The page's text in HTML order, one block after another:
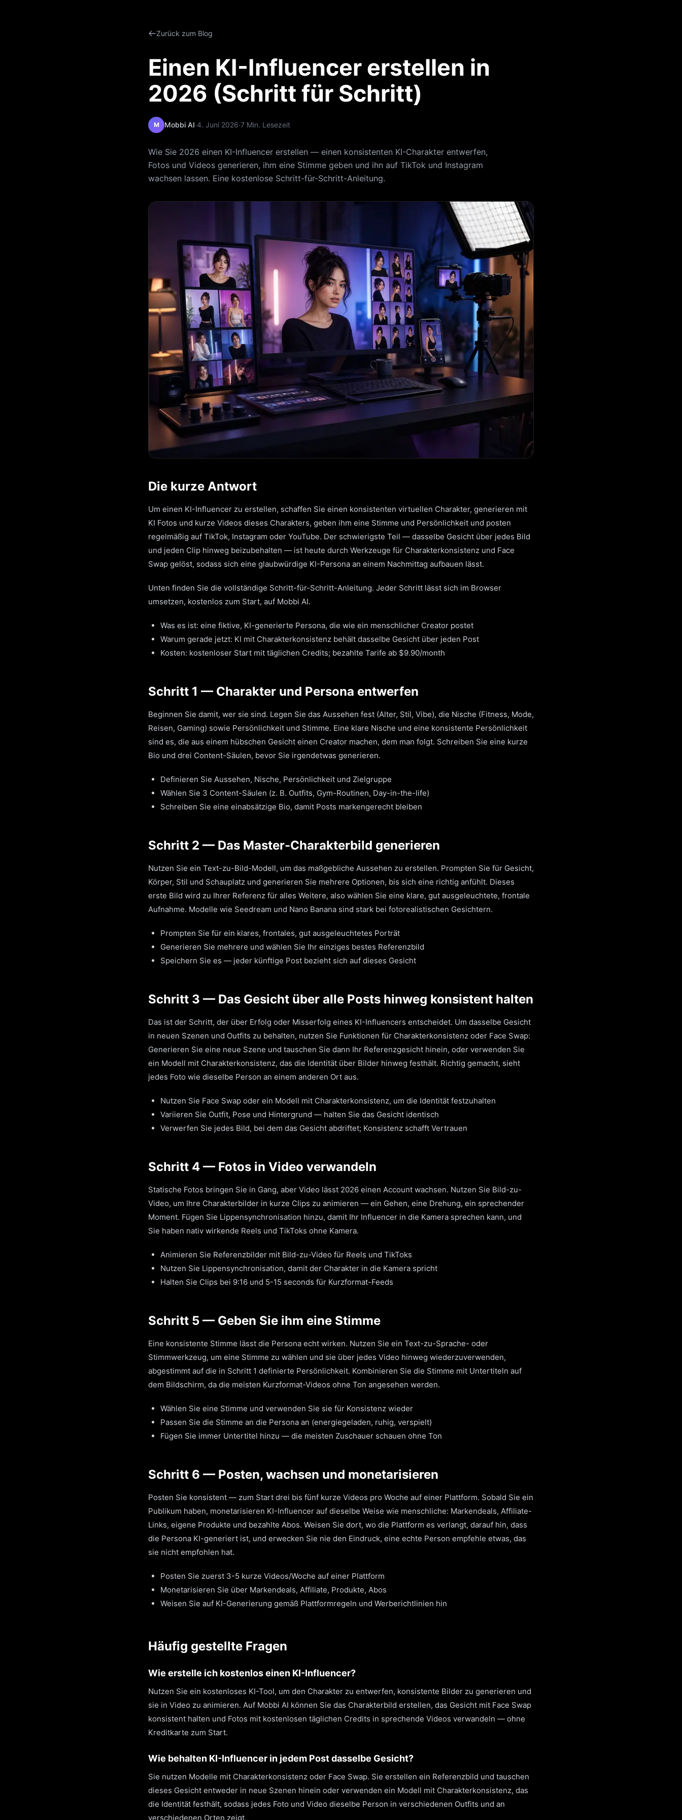
Zurück zum Blog
Einen KI-Influencer erstellen in
2026 (Schritt für Schritt)
M Mobbi AI·4. Juni 2026·7 Min. Lesezeit
Wie Sie 2026 einen KI-Influencer erstellen — einen konsistenten KI-Charakter entwerfen,
Fotos und Videos generieren, ihm eine Stimme geben und ihn auf TikTok und Instagram
wachsen lassen. Eine kostenlose Schritt-für-Schritt-Anleitung.
Die kurze Antwort
Um einen KI-Influencer zu erstellen, schaffen Sie einen konsistenten virtuellen Charakter, generieren mit
KI Fotos und kurze Videos dieses Charakters, geben ihm eine Stimme und Persönlichkeit und posten
regelmäßig auf TikTok, Instagram oder YouTube. Der schwierigste Teil — dasselbe Gesicht über jedes Bild
und jeden Clip hinweg beizubehalten — ist heute durch Werkzeuge für Charakterkonsistenz und Face
Swap gelöst, sodass sich eine glaubwürdige KI-Persona an einem Nachmittag aufbauen lässt.
Unten finden Sie die vollständige Schritt-für-Schritt-Anleitung. Jeder Schritt lässt sich im Browser
umsetzen, kostenlos zum Start, auf Mobbi AI.
Was es ist: eine fiktive, KI-generierte Persona, die wie ein menschlicher Creator postet
Warum gerade jetzt: KI mit Charakterkonsistenz behält dasselbe Gesicht über jeden Post
Kosten: kostenloser Start mit täglichen Credits; bezahlte Tarife ab $9.90/month
Schritt 1 — Charakter und Persona entwerfen
Beginnen Sie damit, wer sie sind. Legen Sie das Aussehen fest (Alter, Stil, Vibe), die Nische (Fitness, Mode,
Reisen, Gaming) sowie Persönlichkeit und Stimme. Eine klare Nische und eine konsistente Persönlichkeit
sind es, die aus einem hübschen Gesicht einen Creator machen, dem man folgt. Schreiben Sie eine kurze
Bio und drei Content-Säulen, bevor Sie irgendetwas generieren.
Definieren Sie Aussehen, Nische, Persönlichkeit und Zielgruppe
Wählen Sie 3 Content-Säulen (z. B. Outfits, Gym-Routinen, Day-in-the-life)
Schreiben Sie eine einabsätzige Bio, damit Posts markengerecht bleiben
Schritt 2 — Das Master-Charakterbild generieren
Nutzen Sie ein Text-zu-Bild-Modell, um das maßgebliche Aussehen zu erstellen. Prompten Sie für Gesicht,
Körper, Stil und Schauplatz und generieren Sie mehrere Optionen, bis sich eine richtig anfühlt. Dieses
erste Bild wird zu Ihrer Referenz für alles Weitere, also wählen Sie eine klare, gut ausgeleuchtete, frontale
Aufnahme. Modelle wie Seedream und Nano Banana sind stark bei fotorealistischen Gesichtern.
Prompten Sie für ein klares, frontales, gut ausgeleuchtetes Porträt
Generieren Sie mehrere und wählen Sie Ihr einziges bestes Referenzbild
Speichern Sie es — jeder künftige Post bezieht sich auf dieses Gesicht
Schritt 3 — Das Gesicht über alle Posts hinweg konsistent halten
Das ist der Schritt, der über Erfolg oder Misserfolg eines KI-Influencers entscheidet. Um dasselbe Gesicht
in neuen Szenen und Outfits zu behalten, nutzen Sie Funktionen für Charakterkonsistenz oder Face Swap:
Generieren Sie eine neue Szene und tauschen Sie dann Ihr Referenzgesicht hinein, oder verwenden Sie
ein Modell mit Charakterkonsistenz, das die Identität über Bilder hinweg festhält. Richtig gemacht, sieht
jedes Foto wie dieselbe Person an einem anderen Ort aus.
Nutzen Sie Face Swap oder ein Modell mit Charakterkonsistenz, um die Identität festzuhalten
Variieren Sie Outfit, Pose und Hintergrund — halten Sie das Gesicht identisch
Verwerfen Sie jedes Bild, bei dem das Gesicht abdriftet; Konsistenz schafft Vertrauen
Schritt 4 — Fotos in Video verwandeln
Statische Fotos bringen Sie in Gang, aber Video lässt 2026 einen Account wachsen. Nutzen Sie Bild-zu-
Video, um Ihre Charakterbilder in kurze Clips zu animieren — ein Gehen, eine Drehung, ein sprechender
Moment. Fügen Sie Lippensynchronisation hinzu, damit Ihr Influencer in die Kamera sprechen kann, und
Sie haben nativ wirkende Reels und TikToks ohne Kamera.
Animieren Sie Referenzbilder mit Bild-zu-Video für Reels und TikToks
Nutzen Sie Lippensynchronisation, damit der Charakter in die Kamera spricht
Halten Sie Clips bei 9:16 und 5-15 seconds für Kurzformat-Feeds
Schritt 5 — Geben Sie ihm eine Stimme
Eine konsistente Stimme lässt die Persona echt wirken. Nutzen Sie ein Text-zu-Sprache- oder
Stimmwerkzeug, um eine Stimme zu wählen und sie über jedes Video hinweg wiederzuverwenden,
abgestimmt auf die in Schritt 1 definierte Persönlichkeit. Kombinieren Sie die Stimme mit Untertiteln auf
dem Bildschirm, da die meisten Kurzformat-Videos ohne Ton angesehen werden.
Wählen Sie eine Stimme und verwenden Sie sie für Konsistenz wieder
Passen Sie die Stimme an die Persona an (energiegeladen, ruhig, verspielt)
Fügen Sie immer Untertitel hinzu — die meisten Zuschauer schauen ohne Ton
Schritt 6 — Posten, wachsen und monetarisieren
Posten Sie konsistent — zum Start drei bis fünf kurze Videos pro Woche auf einer Plattform. Sobald Sie ein
Publikum haben, monetarisieren KI-Influencer auf dieselbe Weise wie menschliche: Markendeals, Affiliate-
Links, eigene Produkte und bezahlte Abos. Weisen Sie dort, wo die Plattform es verlangt, darauf hin, dass
die Persona KI-generiert ist, und erwecken Sie nie den Eindruck, eine echte Person empfehle etwas, das
sie nicht empfohlen hat.
Posten Sie zuerst 3-5 kurze Videos/Woche auf einer Plattform
Monetarisieren Sie über Markendeals, Affiliate, Produkte, Abos
Weisen Sie auf KI-Generierung gemäß Plattformregeln und Werberichtlinien hin
Häufig gestellte Fragen
Wie erstelle ich kostenlos einen KI-Influencer?
Nutzen Sie ein kostenloses KI-Tool, um den Charakter zu entwerfen, konsistente Bilder zu generieren und
sie in Video zu animieren. Auf Mobbi AI können Sie das Charakterbild erstellen, das Gesicht mit Face Swap
konsistent halten und Fotos mit kostenlosen täglichen Credits in sprechende Videos verwandeln — ohne
Kreditkarte zum Start.
Wie behalten KI-Influencer in jedem Post dasselbe Gesicht?
Sie nutzen Modelle mit Charakterkonsistenz oder Face Swap. Sie erstellen ein Referenzbild und tauschen
dieses Gesicht entweder in neue Szenen hinein oder verwenden ein Modell mit Charakterkonsistenz, das
die Identität festhält, sodass jedes Foto und Video dieselbe Person in verschiedenen Outfits und an
verschiedenen Orten zeigt.